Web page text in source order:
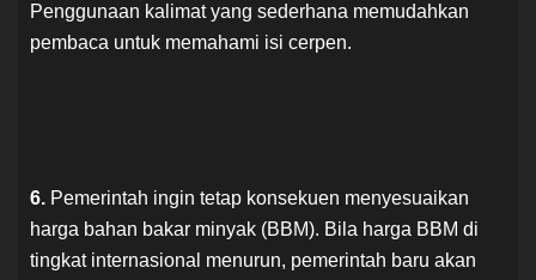
Penggunaan kalimat yang sederhana memudahkan
pembaca untuk memahami isi cerpen.
6. Pemerintah ingin tetap konsekuen menyesuaikan
harga bahan bakar minyak (BBM). Bila harga BBM di
tingkat internasional menurun, pemerintah baru akan